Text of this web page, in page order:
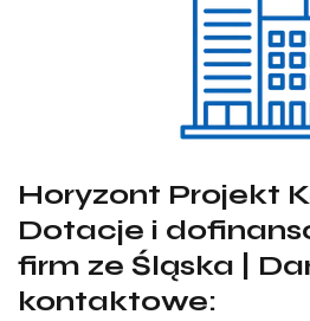
Horyzont Projekt
Dotacje i
firm ze Śląska |
kontaktowe: